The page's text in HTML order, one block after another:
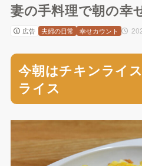
妻の手料理で朝の幸
広告 夫婦の日常 幸せカウント
今朝はチキンライ
ライス